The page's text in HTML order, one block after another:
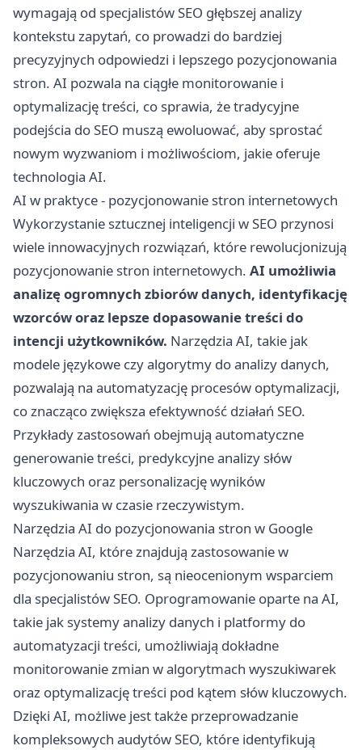
wymagają od specjalistów SEO głębszej analizy
kontekstu zapytań, co prowadzi do bardziej
precyzyjnych odpowiedzi i lepszego pozycjonowania
stron. AI pozwala na ciągłe monitorowanie i
optymalizację treści, co sprawia, że tradycyjne
podejścia do SEO muszą ewoluować, aby sprostać
nowym wyzwaniom i możliwościom, jakie oferuje
technologia AI.
AI w praktyce - pozycjonowanie stron internetowych
Wykorzystanie sztucznej inteligencji w SEO przynosi
wiele innowacyjnych rozwiązań, które rewolucjonizują
pozycjonowanie stron internetowych. AI umożliwia
analizę ogromnych zbiorów danych, identyfikację
wzorców oraz lepsze dopasowanie treści do
intencji użytkowników. Narzędzia AI, takie jak
modele językowe czy algorytmy do analizy danych,
pozwalają na automatyzację procesów optymalizacji,
co znacząco zwiększa efektywność działań SEO.
Przykłady zastosowań obejmują automatyczne
generowanie treści, predykcyjne analizy słów
kluczowych oraz personalizację wyników
wyszukiwania w czasie rzeczywistym.
Narzędzia AI do pozycjonowania stron w Google
Narzędzia AI, które znajdują zastosowanie w
pozycjonowaniu stron, są nieocenionym wsparciem
dla specjalistów SEO. Oprogramowanie oparte na AI,
takie jak systemy analizy danych i platformy do
automatyzacji treści, umożliwiają dokładne
monitorowanie zmian w algorytmach wyszukiwarek
oraz optymalizację treści pod kątem słów kluczowych.
Dzięki AI, możliwe jest także przeprowadzanie
kompleksowych audytów SEO, które identyfikują